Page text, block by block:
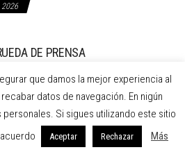
DE PRENSA
PRENSA EN EL AYTO. DE GIJON
LA REFORMA INTEGRAL DE LA
DE BÉISBOL
que damos la mejor experiencia al
datos de navegación. En nigún
Si sigues utilizando este sitio
Aceptar Rechazar Más